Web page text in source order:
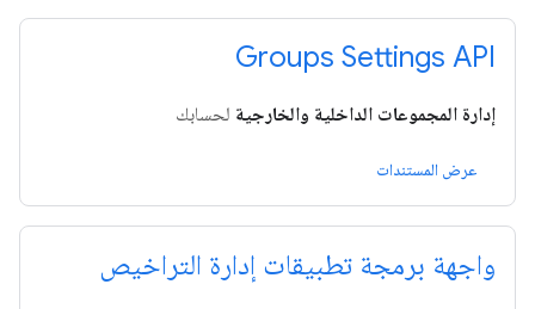
Groups Settings API
إدارة المجموعات الداخلية والخارجية لحسابك
عرض المستندات
واجهة برمجة تطبيقات إدارة التراخيص